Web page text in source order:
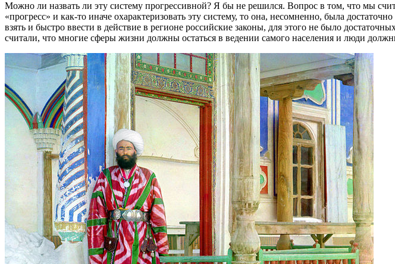
Можно ли назвать ли эту систему прогрессивной? Я бы не решился. Вопрос в том, что мы
«прогресс» и как-то иначе охарактеризовать эту систему, то она, несомненно, была
взять и быстро ввести в действие в регионе российские законы, для этого не было
считали, что многие сферы жизни должны остаться в ведении самого населения и люди